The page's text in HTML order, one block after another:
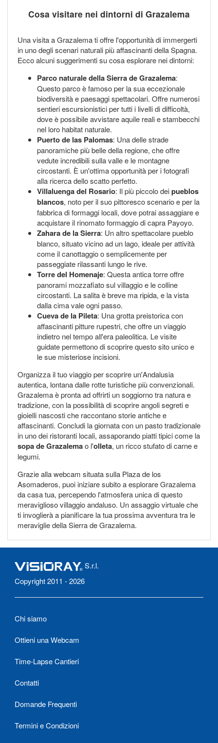
Cosa visitare nei dintorni di Grazalema
Una visita a Grazalema ti offre l'opportunità di immergerti
in uno degli scenari naturali più affascinanti della Spagna.
Ecco alcuni suggerimenti su cosa esplorare nei dintorni:
Parco naturale della Sierra de Grazalema:
Questo parco è famoso per la sua eccezionale
biodiversità e paesaggi spettacolari. Offre numerosi
sentieri escursionistici per tutti i livelli di difficoltà,
dove è possibile avvistare aquile reali e stambecchi
nel loro habitat naturale.
Puerto de las Palomas: Una delle strade
panoramiche più belle della regione, che offre
vedute incredibili sulla valle e le montagne
circostanti. È un'ottima opportunità per i fotografi
alla ricerca dello scatto perfetto.
Villaluenga del Rosario: Il più piccolo deipueblos
blancos, noto per il suo pittoresco scenario e per la
fabbrica di formaggi locali, dove potrai assaggiare e
acquistare il rinomato formaggio di capra Payoyo.
Zahara de la Sierra: Un altro spettacolare pueblo
blanco, situato vicino ad un lago, ideale per attività
come il canottaggio o semplicemente per
passeggiate rilassanti lungo le rive.
Torre del Homenaje: Questa antica torre offre
panorami mozzafiato sul villaggio e le colline
circostanti. La salita è breve ma ripida, e la vista
dalla cima vale ogni passo.
Cueva de la Pileta: Una grotta preistorica con
affascinanti pitture rupestri, che offre un viaggio
indietro nel tempo all'era paleolitica. Le visite
guidate permettono di scoprire questo sito unico e
le sue misteriose incisioni.
Organizza il tuo viaggio per scoprire un'Andalusia
autentica, lontana dalle rotte turistiche più convenzionali.
Grazalema è pronta ad offrirti un soggiorno tra natura e
tradizione, con la possibilità di scoprire angoli segreti e
gioielli nascosti che raccontano storie antiche e
affascinanti. Concludi la giornata con un pasto tradizionale
in uno dei ristoranti locali, assaporando piatti tipici come la
sopa de Grazalemao l'olleta, un ricco stufato di carne e
legumi.
Grazie alla webcam situata sulla Plaza de los
Asomaderos, puoi iniziare subito a esplorare Grazalema
da casa tua, percependo l'atmosfera unica di questo
meraviglioso villaggio andaluso. Un assaggio virtuale che
ti invoglierà a pianificare la tua prossima avventura tra le
meraviglie della Sierra de Grazalema.
S.r.l.
Copyright 2011 - 2026
Chi siamo
Ottieni una Webcam
Time-Lapse Cantieri
Contatti
Domande Frequenti
Termini e Condizioni